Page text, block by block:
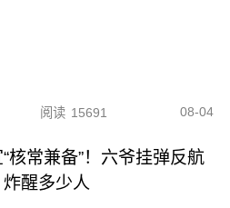
阅读 15691 08-04
核常兼备”！六爷挂弹反航
炸醒多少人